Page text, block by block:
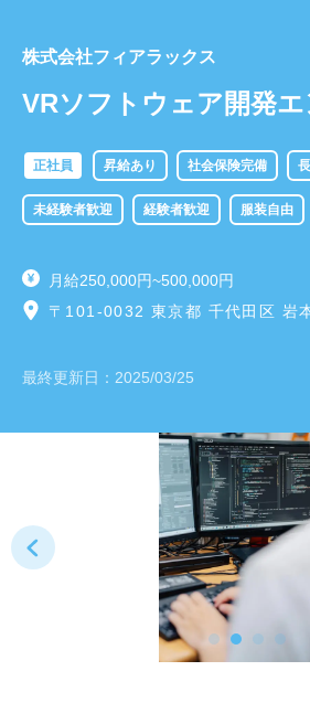
株式会社フィアラックス
VRソフトウェア開発
正社員 昇給あり 社会保険完備
未経験者歓迎 経験者歓迎 服装自由
月給250,000円~500,000円
〒101-0032 東京都 千代田区 岩
最終更新日： 2025/03/25